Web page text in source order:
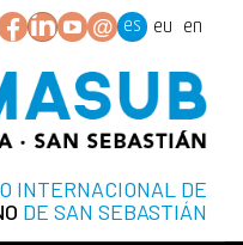
es eu en
INTERNACIONAL DE
DE SAN SEBASTIÁN